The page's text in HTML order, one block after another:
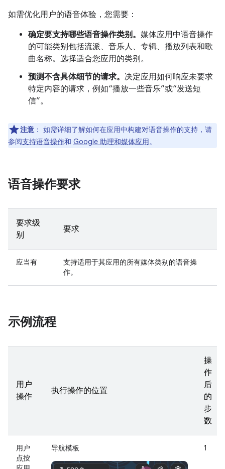
如需优化用户的语音体验，您需要：
确定要支持哪些语音操作类别。 媒体应用中语音操作
的可能类别包括流派、音乐人、专辑、播放列表和歌
曲名称。选择适合您应用的类别。
预测不含具体细节的请求。 决定应用如何响应未要求
特定内容的请求，例如“播放一些音乐”或“发送短
信”。
注意 ： 如需详细了解如何在应用中构建对语音操作的支持，请
参阅支持语音操作和 Google 助理和媒体应用。
语音操作要求
要求级
别
要求
应当有
支持适用于其应用的所有媒体类别的语音操
作。
示例流程
用户
操作
执行操作的位置
操
作
后
的
步
数
用户
点按
导航模板 1